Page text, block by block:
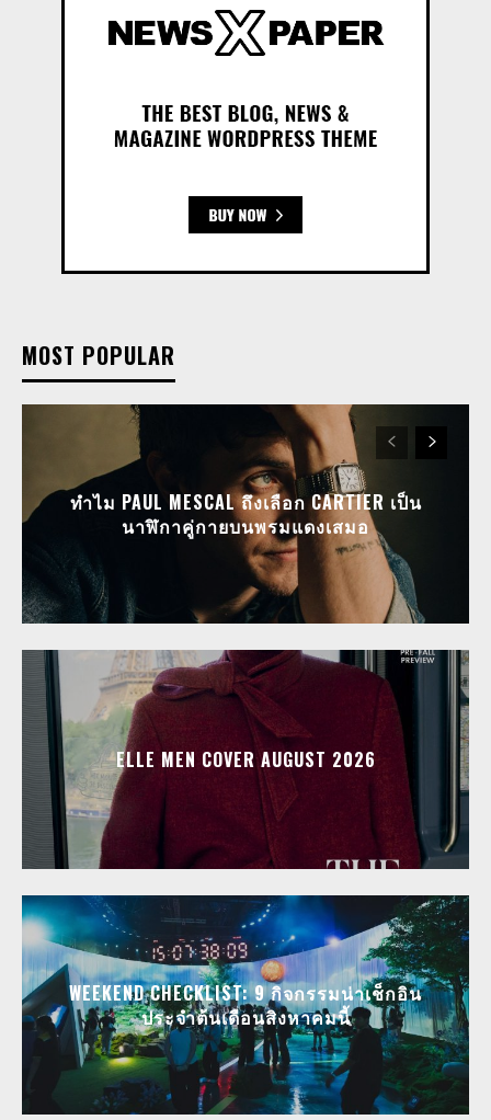
MOST POPULAR
ทำไม PAUL MESCAL ถึงเลือก CARTIER เป็น
นาฬิกาคู่กายบนพรมแดงเสมอ
ELLE MEN COVER AUGUST 2026
WEEKEND CHECKLIST: 9 กิจกรรมน่าเช็กอิน
ประจำต้นเดือนสิงหาคมนี้